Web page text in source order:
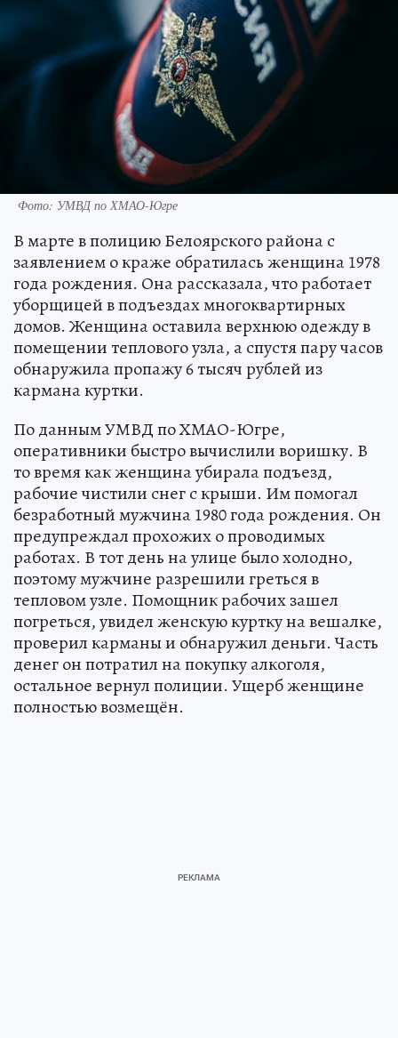
Фото: УМВД по ХМАО-Югре
В марте в полицию Белоярского района с
заявлением о краже обратилась женщина 1978
года рождения. Она рассказала, что работает
уборщицей в подъездах многоквартирных
домов. Женщина оставила верхнюю одежду в
помещении теплового узла, а спустя пару часов
обнаружила пропажу 6 тысяч рублей из
кармана куртки.
По данным УМВД по ХМАО-Югре,
оперативники быстро вычислили воришку. В
то время как женщина убирала подъезд,
рабочие чистили снег с крыши. Им помогал
безработный мужчина 1980 года рождения. Он
предупреждал прохожих о проводимых
работах. В тот день на улице было холодно,
поэтому мужчине разрешили греться в
тепловом узле. Помощник рабочих зашел
погреться, увидел женскую куртку на вешалке,
проверил карманы и обнаружил деньги. Часть
денег он потратил на покупку алкоголя,
остальное вернул полиции. Ущерб женщине
полностью возмещён.